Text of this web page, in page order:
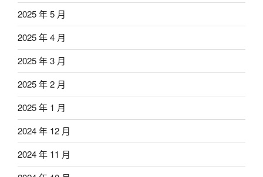
2025 年 5 月
2025 年 4 月
2025 年 3 月
2025 年 2 月
2025 年 1 月
2024 年 12 月
2024 年 11 月